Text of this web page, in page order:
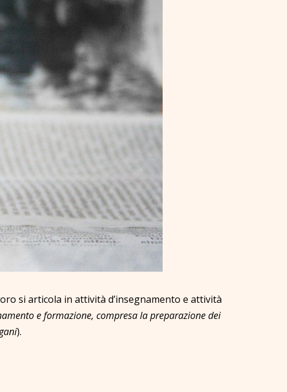
si articola in attività d’insegnamento e attività
e formazione, compresa la preparazione dei
).